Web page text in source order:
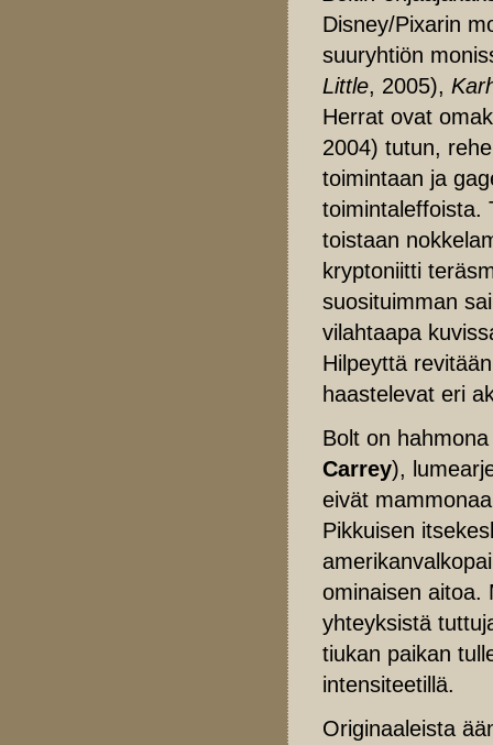
Disney/Pixarin
suuryhtiön
Little, 2005),
Herrat ovat
2004) tutun,
toimintaan ja
toimintaleffoista.
toistaan
kryptoniitti
suosituimman
vilahtaapa
Hilpeyttä
haastelevat eri
Bolt on
Carrey),
eivät
Pikkuisen
ominaisen aitoa.
yhteyksistä
tiukan paikan
intensiteetillä.
Originaaleista